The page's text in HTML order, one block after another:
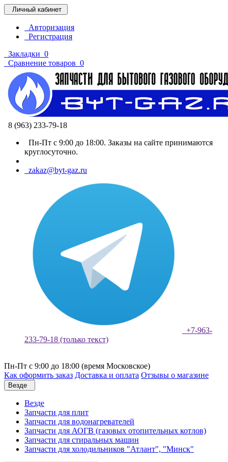
Личный кабинет
Авторизация
Регистрация
Закладки 0
Сравнение товаров 0
8 (963) 233-79-18
Пн-Пт с 9:00 до 18:00. Заказы на сайте принимаются
круглосуточно.
zakaz@byt-gaz.ru
+7-963-
233-79-18 (только текст)
Пн-Пт с 9:00 до 18:00 (время Московское)
Как оформить заказ Доставка и оплата Отзывы о магазине
Везде
Везде
Запчасти для плит
Запчасти для водонагревателей
Запчасти для АОГВ (газовых отопительных котлов)
Запчасти для стиральных машин
Запчасти для холодильников "Атлант", "Минск"